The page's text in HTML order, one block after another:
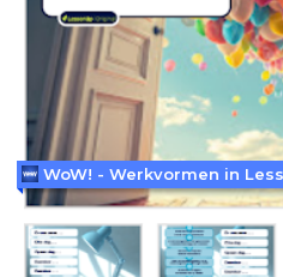
WoW! - Werkvormen in